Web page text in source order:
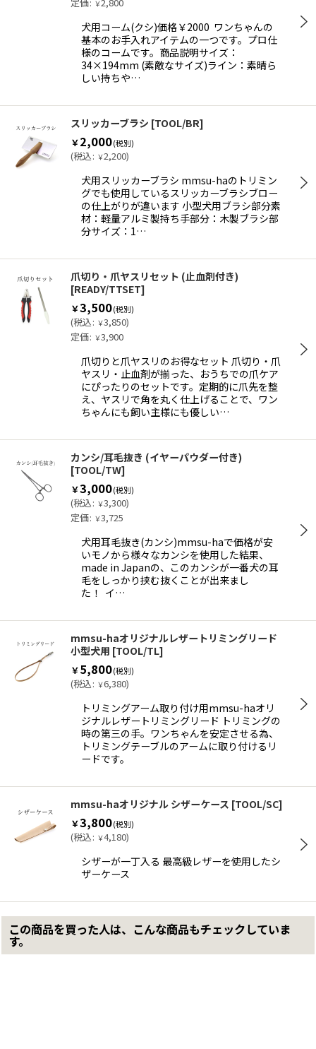
￥
犬用コーム(クシ)価格￥2000 ワンちゃんの
基本のお手入れアイテムの一つです。プロ仕
様のコームです。商品説明サイズ：
34×194mm (素敵なサイズ)ライン：素晴ら
しい持ちや…
スリッカーブラシ [TOOL/BR]
￥2,000(税別)
(税込: ￥2,200)
犬用スリッカーブラシ mmsu-haのトリミン
グでも使用しているスリッカーブラシブロー
の仕上がりが違います 小型犬用ブラシ部分素
材：軽量アルミ製持ち手部分：木製ブラシ部
分サイズ：1…
爪切り・爪ヤスリセット (止血剤付き)
[READY/TTSET]
￥3,500(税別)
(税込: ￥3,850)
定価: ￥3,900
爪切りと爪ヤスリのお得なセット 爪切り・爪
ヤスリ・止血剤が揃った、おうちでの爪ケア
にぴったりのセットです。定期的に爪先を整
え、ヤスリで角を丸く仕上げることで、ワン
ちゃんにも飼い主様にも優しい…
カンシ/耳毛抜き (イヤーパウダー付き)
[TOOL/TW]
￥3,000(税別)
(税込: ￥3,300)
定価: ￥3,725
犬用耳毛抜き(カンシ)mmsu-haで価格が安
いモノから様々なカンシを使用した結果、
made in Japanの、このカンシが一番犬の耳
毛をしっかり挟む抜くことが出来まし
た！ イ…
mmsu-haオリジナルレザートリミングリード
小型犬用 [TOOL/TL]
￥5,800(税別)
(税込: ￥6,380)
トリミングアーム取り付け用mmsu-haオリ
ジナルレザートリミングリード トリミングの
時の第三の手。ワンちゃんを安定させる為、
トリミングテーブルのアームに取り付けるリ
ードです。
mmsu-haオリジナル シザーケース [TOOL/SC]
￥3,800(税別)
(税込: ￥4,180)
シザーが一丁入る 最高級レザーを使用したシ
ザーケース
この商品を買った人は、こんな商品もチェックしていま
す。